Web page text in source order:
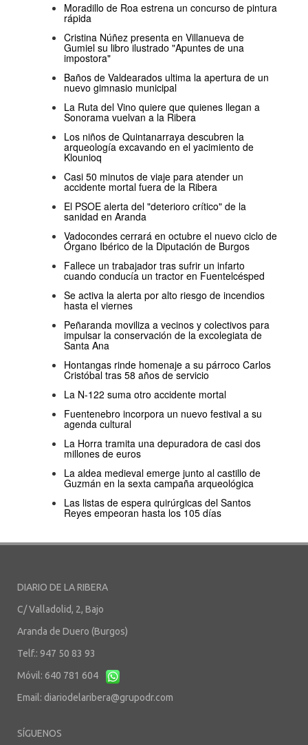
Moradillo de Roa estrena un concurso de pintura
rápida
Cristina Núñez presenta en Villanueva de
Gumiel su libro ilustrado "Apuntes de una
impostora"
Baños de Valdearados ultima la apertura de un
nuevo gimnasio municipal
La Ruta del Vino quiere que quienes llegan a
Sonorama vuelvan a la Ribera
Los niños de Quintanarraya descubren la
arqueología excavando en el yacimiento de
Klounioq
Casi 50 minutos de viaje para atender un
accidente mortal fuera de la Ribera
El PSOE alerta del "deterioro crítico" de la
sanidad en Aranda
Vadocondes cerrará en octubre el nuevo ciclo de
Órgano Ibérico de la Diputación de Burgos
Fallece un trabajador tras sufrir un infarto
cuando conducía un tractor en Fuentelcésped
Se activa la alerta por alto riesgo de incendios
hasta el viernes
Peñaranda moviliza a vecinos y colectivos para
impulsar la conservación de la excolegiata de
Santa Ana
Hontangas rinde homenaje a su párroco Carlos
Cristóbal tras 58 años de servicio
La N-122 suma otro accidente mortal
Fuentenebro incorpora un nuevo festival a su
agenda cultural
La Horra tramita una depuradora de casi dos
millones de euros
La aldea medieval emerge junto al castillo de
Guzmán en la sexta campaña arqueológica
Las listas de espera quirúrgicas del Santos
Reyes empeoran hasta los 105 días
DIARIO DE LA RIBERA
C/ Valladolid, 2, Bajo
Aranda de Duero (Burgos)
Telf.: 947 50 83 93
Móvil: 640 781 604
Email: diariodelaribera@grupodr.com
SÍGUENOS